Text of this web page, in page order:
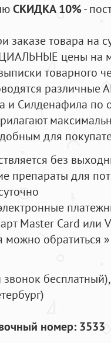
СКИДКА 10%-
заказе товара на
цены на
товарного
и Силденафила по
для
без
препараты для
Master Card или
можно обратиться
звонок бесплатный),
номер: 3533